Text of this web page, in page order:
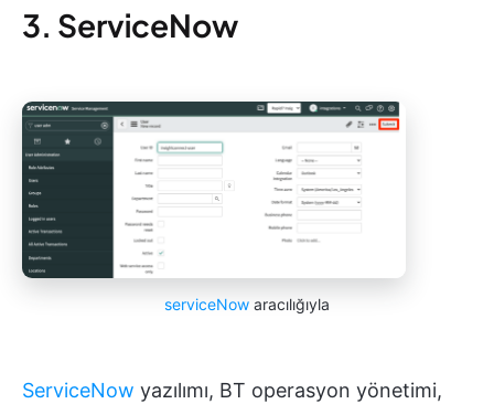
3. ServiceNow
serviceNow aracılığıyla
ServiceNow yazılımı, BT operasyon yönetimi,